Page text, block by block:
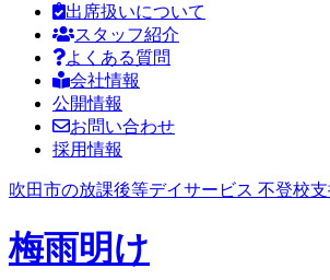
出席扱いについて
スタッフ紹介
よくある質問
会社情報
公開情報
お問い合わせ
採用情報
吹田市の放課後等デイサービス 不登校
梅雨明け